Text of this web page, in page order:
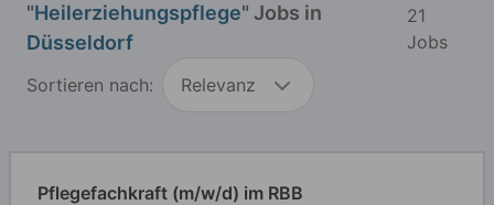
"Heilerziehungspflege" Jobs in
Düsseldorf
21
Jobs
Sortieren nach:
Relevanz
Pflegefachkraft (m/w/d) im RBB